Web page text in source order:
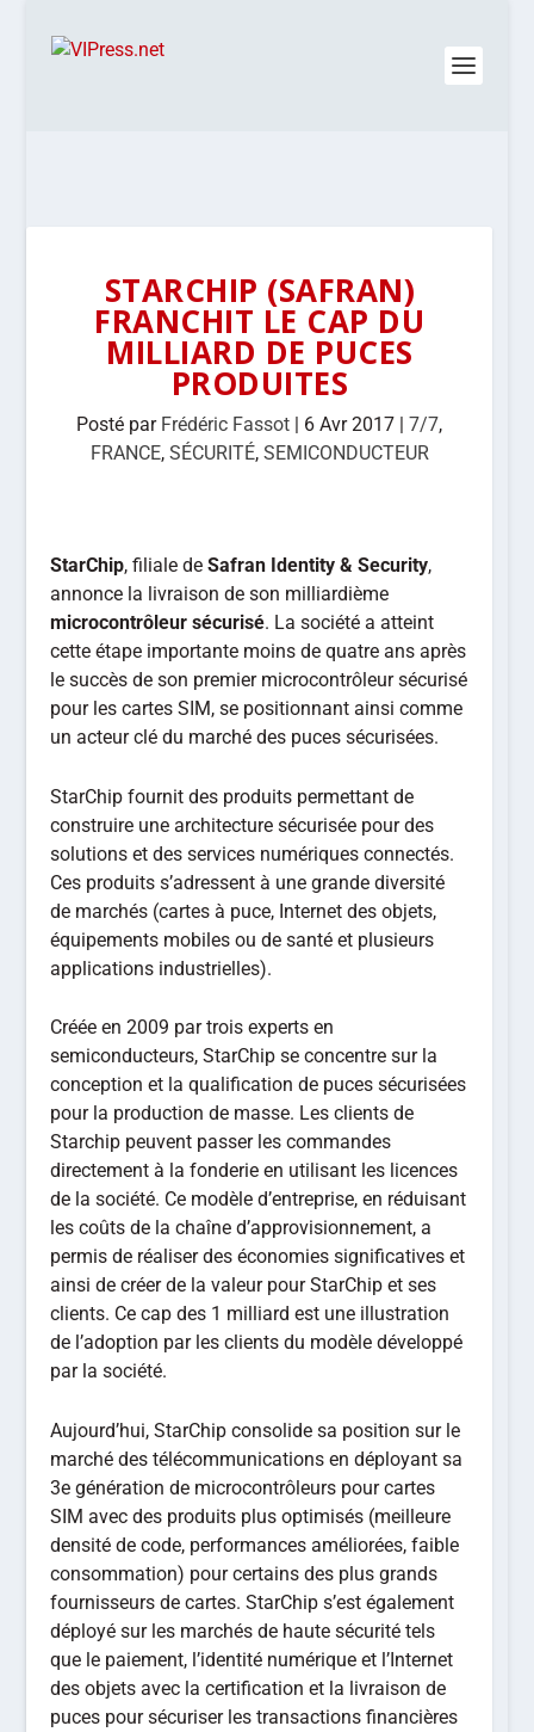
STARCHIP (SAFRAN)
FRANCHIT LE CAP DU
MILLIARD DE PUCES
PRODUITES
Posté par Frédéric Fassot | 6 Avr 2017 |7/7,
FRANCE, SÉCURITÉ, SEMICONDUCTEUR
StarChip, filiale deSafran Identity & Security,
annonce la livraison de son milliardième
microcontrôleur sécurisé. La société a atteint
cette étape importante moins de quatre ans après
le succès de son premier microcontrôleur sécurisé
pour les cartes SIM, se positionnant ainsi comme
un acteur clé du marché des puces sécurisées.
StarChip fournit des produits permettant de
construire une architecture sécurisée pour des
solutions et des services numériques connectés.
Ces produits s’adressent à une grande diversité
de marchés (cartes à puce, Internet des objets,
équipements mobiles ou de santé et plusieurs
applications industrielles).
Créée en 2009 par trois experts en
semiconducteurs, StarChip se concentre sur la
conception et la qualification de puces sécurisées
pour la production de masse. Les clients de
Starchip peuvent passer les commandes
directement à la fonderie en utilisant les licences
de la société. Ce modèle d’entreprise, en réduisant
les coûts de la chaîne d’approvisionnement, a
permis de réaliser des économies significatives et
ainsi de créer de la valeur pour StarChip et ses
clients. Ce cap des 1 milliard est une illustration
de l’adoption par les clients du modèle développé
par la société.
Aujourd’hui, StarChip consolide sa position sur le
marché des télécommunications en déployant sa
3e génération de microcontrôleurs pour cartes
SIM avec des produits plus optimisés (meilleure
densité de code, performances améliorées, faible
consommation) pour certains des plus grands
fournisseurs de cartes. StarChip s’est également
déployé sur les marchés de haute sécurité tels
que le paiement, l’identité numérique et l’Internet
des objets avec la certification et la livraison de
puces pour sécuriser les transactions financières